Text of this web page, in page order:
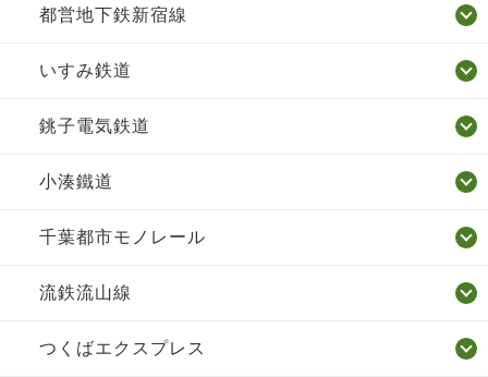
都営地下鉄新宿線
いすみ鉄道
銚子電気鉄道
小湊鐵道
千葉都市モノレール
流鉄流山線
つくばエクスプレス